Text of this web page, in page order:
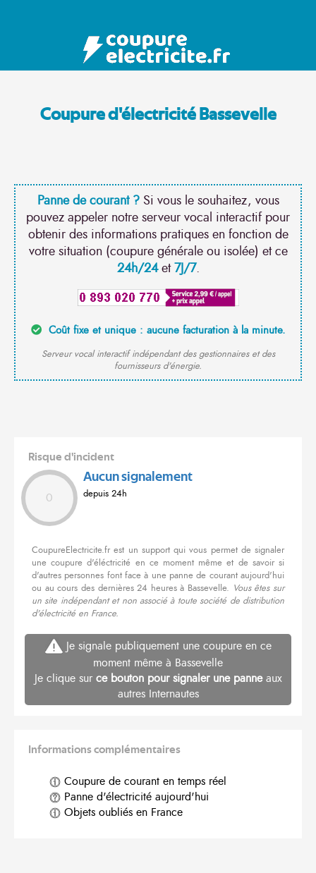
Coupure d'électricité Bassevelle
Panne de courant ?Si vous le souhaitez, vous
pouvez appeler notre serveur vocal interactif pour
obtenir des informations pratiques en fonction de
votre situation (coupure générale ou isolée) et ce
24h/24et7J/7.
Coût fixe et unique : aucune facturation à la minute.
Serveur vocal interactif indépendant des gestionnaires et des
fournisseurs d'énergie.
Risque d'incident
0
Aucun signalement
depuis 24h
CoupureElectricite.fr est un support qui vous permet de signaler
une coupure d'éléctricité en ce moment même et de savoir si
d'autres personnes font face à une panne de courant aujourd'hui
ou au cours des dernières 24 heures à Bassevelle. Vous êtes sur
un site indépendant et non associé à toute société de distribution
d'électricité en France.
Je signale publiquement une coupure en ce
moment même à Bassevelle
Je clique sur ce bouton pour signaler une panneaux
autres Internautes
Informations complémentaires
Coupure de courant en temps réel
Panne d'électricité aujourd'hui
Objets oubliés en France